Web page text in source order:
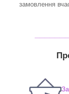
замовлення